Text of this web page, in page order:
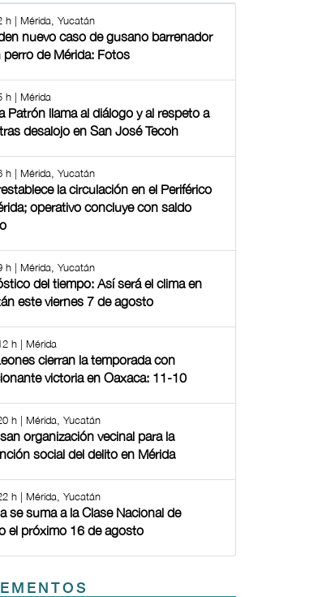
h | Mérida, Yucatán
nuevo caso de gusano barrenador
perro de Mérida: Fotos
h | Mérida
Patrón llama al diálogo y al respeto a
desalojo en San José Tecoh
h | Mérida, Yucatán
la circulación en el Periférico
operativo concluye con saldo
h | Mérida, Yucatán
del tiempo: Así será el clima en
este viernes 7 de agosto
h | Mérida
cierran la temporada con
victoria en Oaxaca: 11-10
h | Mérida, Yucatán
organización vecinal para la
social del delito en Mérida
h | Mérida, Yucatán
se suma a la Clase Nacional de
el próximo 16 de agosto